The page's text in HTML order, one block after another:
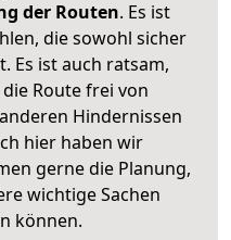
der Routen. Es ist
die sowohl sicher
Es ist auch ratsam,
Route frei von
Hindernissen
hier haben wir
gerne die Planung,
wichtige Sachen
können.